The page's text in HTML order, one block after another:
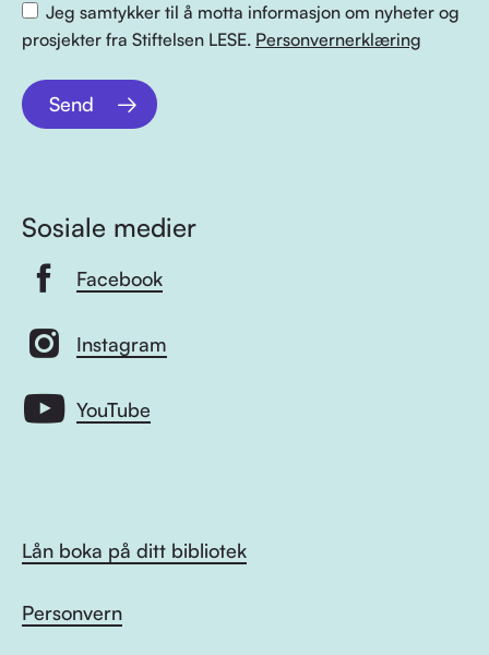
Jeg samtykker til å motta informasjon om nyheter og
prosjekter fra Stiftelsen LESE. Personvernerklæring
Send
Sosiale medier
Facebook
Instagram
YouTube
Lån boka på ditt bibliotek
Personvern